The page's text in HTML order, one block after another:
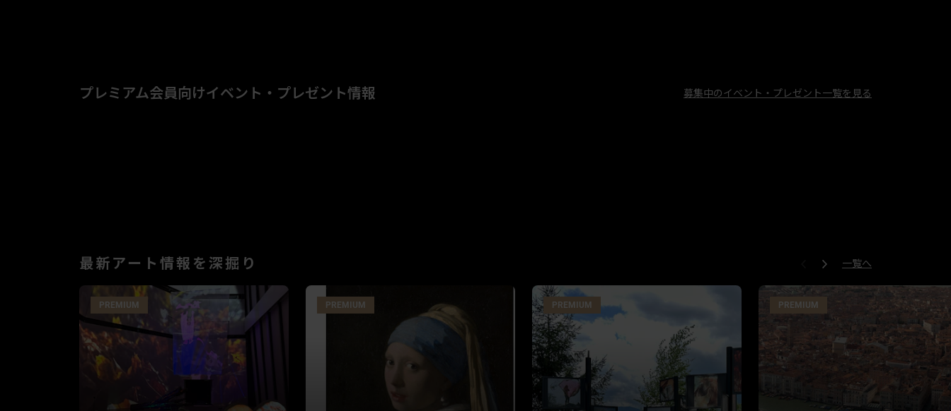
最新アート情報を深掘り 一覧へ
PREMIUM PREMIUM PREMIUM PREMIUM
プレミアム会員向けイベント・プレゼント情報 募集中のイベント・プレゼント一覧を見る